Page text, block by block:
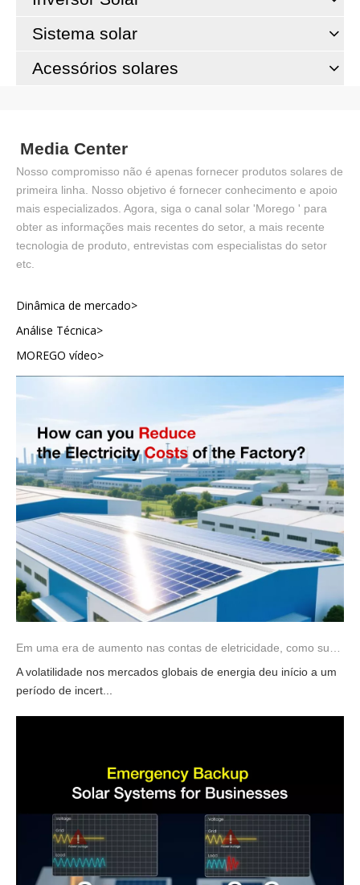
Sistema solar
Acessórios solares
Media Center
Nosso compromisso não é apenas fornecer produtos solares de
primeira linha. Nosso objetivo é fornecer conhecimento e apoio
mais especializados. Agora, siga o canal solar 'Morego ' para
obter as informações mais recentes do setor, a mais recente
tecnologia de produto, entrevistas com especialistas do setor
etc.
Dinâmica de mercado>
Análise Técnica>
MOREGO vídeo>
Em uma era de aumento nas contas de eletricidade, como sua fábrica pode estabilizar os custos de energia?
A volatilidade nos mercados globais de energia deu início a um
período de incert...